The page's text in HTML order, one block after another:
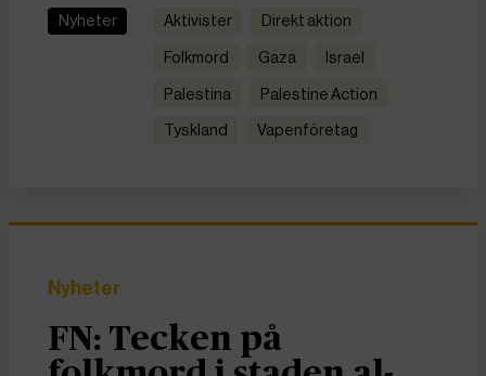
Nyheter aktivister direkt aktion
folkmord Gaza Israel
Palestina Palestine Action
Tyskland vapenföretag
Nyheter
FN: Tecken på